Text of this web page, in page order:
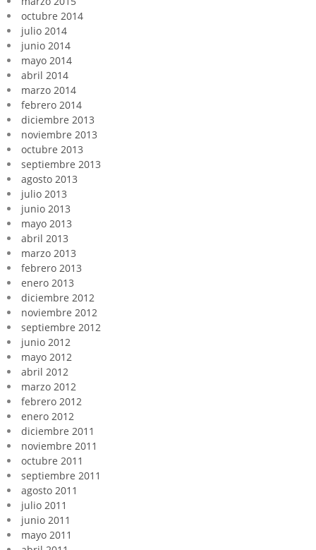
octubre 2014
julio 2014
junio 2014
mayo 2014
abril 2014
marzo 2014
febrero 2014
diciembre 2013
noviembre 2013
octubre 2013
septiembre 2013
agosto 2013
julio 2013
junio 2013
mayo 2013
abril 2013
marzo 2013
febrero 2013
enero 2013
diciembre 2012
noviembre 2012
septiembre 2012
junio 2012
mayo 2012
abril 2012
marzo 2012
febrero 2012
enero 2012
diciembre 2011
noviembre 2011
octubre 2011
septiembre 2011
agosto 2011
julio 2011
junio 2011
mayo 2011